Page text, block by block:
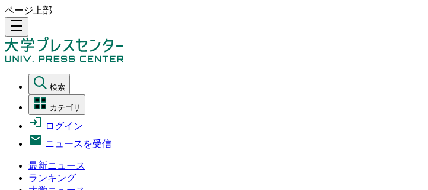
ページ上部
density_medium
検索
カテゴリ
ログイン
ニュースを受信
最新ニュース
ランキング